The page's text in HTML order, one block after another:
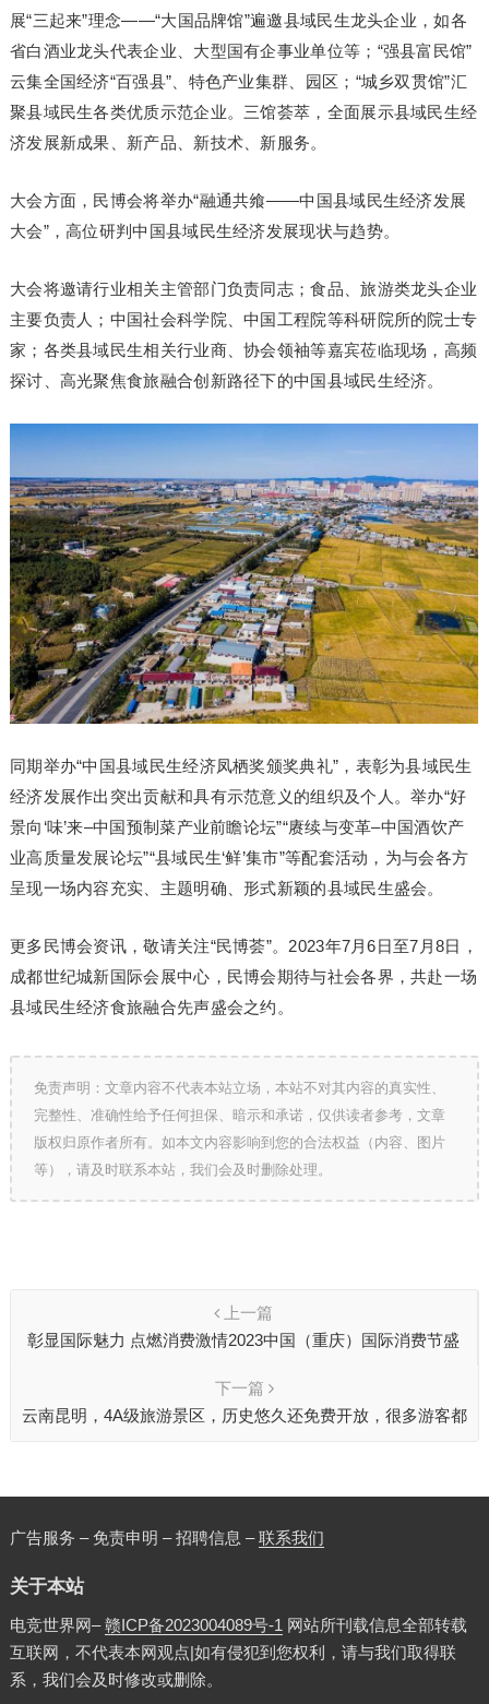
展“三起来”理念——“大国品牌馆”遍邀县域民生龙头企业，如各
省白酒业龙头代表企业、大型国有企事业单位等；“强县富民馆”
云集全国经济“百强县”、特色产业集群、园区；“城乡双贯馆”汇
聚县域民生各类优质示范企业。三馆荟萃，全面展示县域民生经
济发展新成果、新产品、新技术、新服务。
大会方面，民博会将举办“融通共飨——中国县域民生经济发展
大会”，高位研判中国县域民生经济发展现状与趋势。
大会将邀请行业相关主管部门负责同志；食品、旅游类龙头企业
主要负责人；中国社会科学院、中国工程院等科研院所的院士专
家；各类县域民生相关行业商、协会领袖等嘉宾莅临现场，高频
探讨、高光聚焦食旅融合创新路径下的中国县域民生经济。
同期举办“中国县域民生经济凤栖奖颁奖典礼”，表彰为县域民生
经济发展作出突出贡献和具有示范意义的组织及个人。举办“好
景向‘味’来–中国预制菜产业前瞻论坛”“赓续与变革–中国酒饮产
业高质量发展论坛”“县域民生‘鲜’集市”等配套活动，为与会各方
呈现一场内容充实、主题明确、形式新颖的县域民生盛会。
更多民博会资讯，敬请关注“民博荟”。2023年7月6日至7月8日，
成都世纪城新国际会展中心，民博会期待与社会各界，共赴一场
县域民生经济食旅融合先声盛会之约。
免责声明：文章内容不代表本站立场，本站不对其内容的真实性、
完整性、准确性给予任何担保、暗示和承诺，仅供读者参考，文章
版权归原作者所有。如本文内容影响到您的合法权益（内容、图片
等），请及时联系本站，我们会及时删除处理。
上一篇
彰显国际魅力 点燃消费激情2023中国（重庆）国际消费节盛
下一篇
云南昆明，4A级旅游景区，历史悠久还免费开放，很多游客都
广告服务 – 免责申明 – 招聘信息 –联系我们
关于本站
电竞世界网–赣ICP备2023004089号-1 网站所刊载信息全部转载
互联网，不代表本网观点|如有侵犯到您权利，请与我们取得联
系，我们会及时修改或删除。